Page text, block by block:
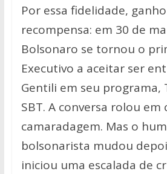
Por essa fidelidade,
recompensa: em 30 de
Bolsonaro se tornou o
Executivo a aceitar ser
Gentili em seu programa,
SBT. A conversa rolou em
camaradagem. Mas o
bolsonarista mudou
iniciou uma escalada de